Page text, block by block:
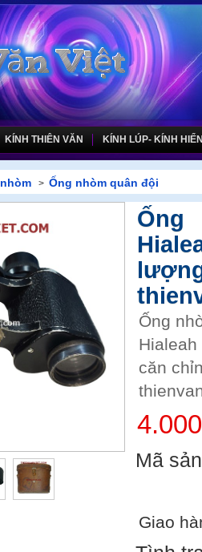
KÍNH THIÊN VĂN KÍNH LÚP- KÍNH
> Ống nhòm quân đội
Ống
Ống
căn
Mã
Giao